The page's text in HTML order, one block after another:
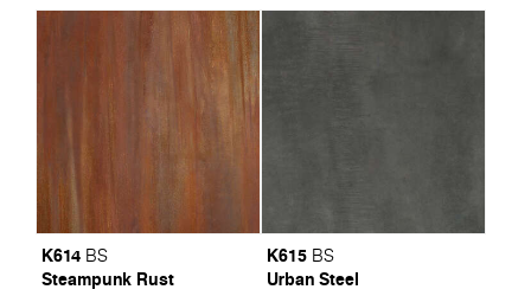
K614 BS
Steampunk Rust
K615 BS
Urban Steel